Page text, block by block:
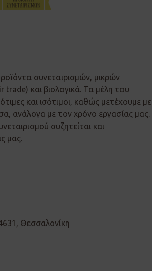
συνεταιρισμών, μικρών
και βιολογικά. Τα μέλη του
και ισότιμοι, καθώς μετέχουμε με
ανάλογα με τον χρόνο εργασίας μας.
συζητείται και
μας.
Θεσσαλονίκη